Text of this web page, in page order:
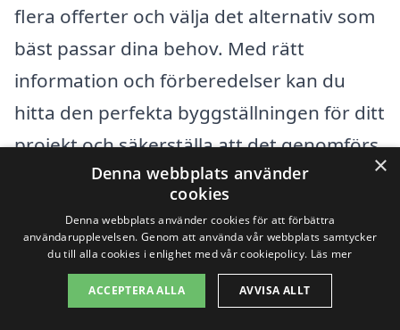
flera offerter och välja det alternativ som
bäst passar dina behov. Med rätt
information och förberedelser kan du
hitta den perfekta byggställningen för ditt
projekt och säkerställa att det genomförs
smidigt och effektivt.
Få 3 erbjudanden, gratis och utan
förpliktelser
×
Denna webbplats använder
cookies
Denna webbplats använder cookies för att förbättra
användarupplevelsen. Genom att använda vår webbplats samtycker
du till alla cookies i enlighet med vår cookiepolicy. Läs mer
ACCEPTERA ALLA AVVISA ALLT